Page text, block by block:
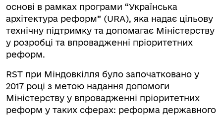
основі в рамках програми “Українська
архітектура реформ” (URA), яка надає цільову
технічну підтримку та допомагає Міністерству
у розробці та впровадженні пріоритетних
реформ.
RST при Міндовкілля було започатковано у
2017 році з метою надання допомоги
Міністерству у впровадженні пріоритетних
реформ у таких сферах: реформа державного